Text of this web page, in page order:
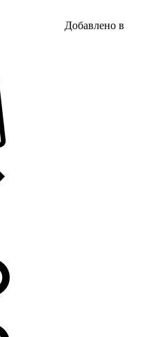
Добавлено в